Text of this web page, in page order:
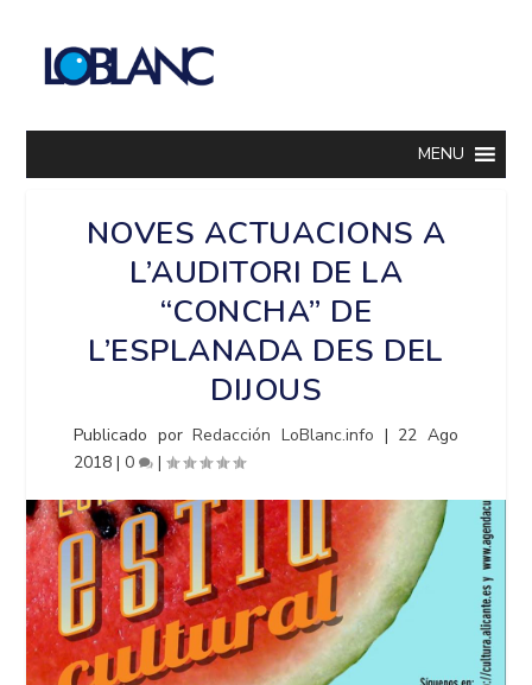
MENU
NOVES ACTUACIONS A
L’AUDITORI DE LA
“CONCHA” DE
L’ESPLANADA DES DEL
DIJOUS
Publicado porRedacción LoBlanc.info | 22 Ago
2018 |0 |